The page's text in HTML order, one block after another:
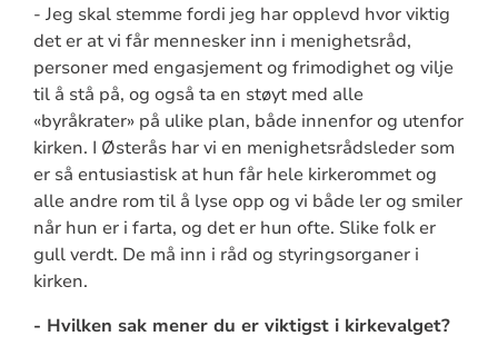
- Jeg skal stemme fordi jeg har opplevd hvor viktig
det er at vi får mennesker inn i menighetsråd,
personer med engasjement og frimodighet og vilje
til å stå på, og også ta en støyt med alle
«byråkrater» på ulike plan, både innenfor og utenfor
kirken. I Østerås har vi en menighetsrådsleder som
er så entusiastisk at hun får hele kirkerommet og
alle andre rom til å lyse opp og vi både ler og smiler
når hun er i farta, og det er hun ofte. Slike folk er
gull verdt. De må inn i råd og styringsorganer i
kirken.
- Hvilken sak mener du er viktigst i kirkevalget?